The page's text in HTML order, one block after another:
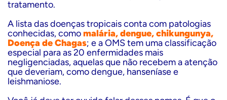
tratamento.
A lista das doenças tropicais conta com patologias
conhecidas, comomalária, dengue, chikungunya,
Doença de Chagas; e a OMS tem uma classificação
especial para as 20 enfermidades mais
negligenciadas, aquelas que não recebem a atenção
que deveriam, como dengue, hanseníase e
leishmaniose.